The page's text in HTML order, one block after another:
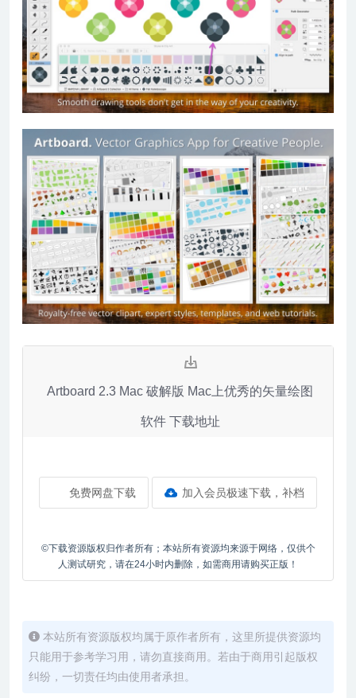
Artboard 2.3 Mac 破解版 Mac上优秀的矢量绘图
软件 下载地址
免费网盘下载 加入会员极速下载，补档
©下载资源版权归作者所有；本站所有资源均来源于网络，仅供个
人测试研究，请在24小时内删除，如需商用请购买正版！
本站所有资源版权均属于原作者所有，这里所提供资源均
只能用于参考学习用，请勿直接商用。若由于商用引起版权
纠纷，一切责任均由使用者承担。